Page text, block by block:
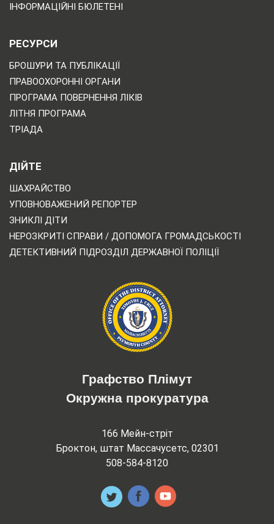
ІНФОРМАЦІЙНІ БЮЛЕТЕНІ
РЕСУРСИ
БРОШУРИ ТА ПУБЛІКАЦІЇ
ПРАВООХОРОННІ ОРГАНИ
ПРОГРАМА ПОВЕРНЕННЯ ЛІКІВ
ЛІТНЯ ПРОГРАМА
ТРІАДА
ДІЙТЕ
ШАХРАЙСТВО
УПОВНОВАЖЕНИЙ РЕПОРТЕР
ЗНИКЛІ ДІТИ
НЕРОЗКРИТІ СПРАВИ / ДОПОМОГА ГРОМАДСЬКОСТІ
ДЕТЕКТИВНИЙ ПІДРОЗДІЛ ДЕРЖАВНОЇ ПОЛІЦІЇ
Графство Плімут
Окружна прокуратура
166 Мейн-стріт
Броктон, штат Массачусетс, 02301
508-584-8120